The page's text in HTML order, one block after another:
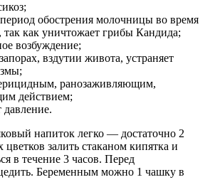
обострения молочницы во время
так как уничтожает грибы Кандида;
возбуждение;
вздутии живота, устраняет
ранозаживляющим,
действием;
давление.
напиток легко — достаточно 2
залить стаканом кипятка и
в течение 3 часов. Перед
Беременным можно 1 чашку в